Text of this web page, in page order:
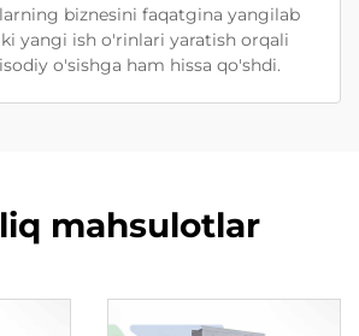
biznesini faqatgina yangilab
yangi ish o'rinlari yaratish orqali
o'sishga ham hissa qo'shdi.
mahsulotlar